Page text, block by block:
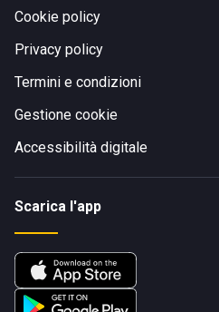
Cookie policy
Privacy policy
Termini e condizioni
Gestione cookie
Accessibilità digitale
Scarica l'app